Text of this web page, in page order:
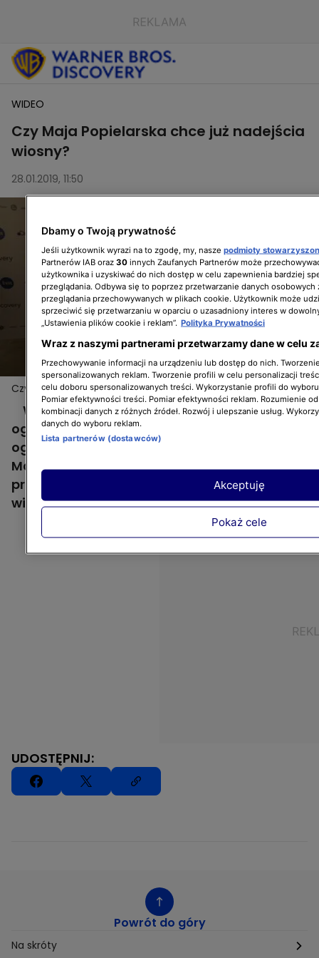
WIDEO
Czy Maja Popielarska chce już nadejścia
wiosny?
28.01.2019, 11:50
Czy Maja Popielarska chce już nadejścia wiosny?
Wiosna to ulubiona pora wszystkich
ogrodników. Przyroda budzi się do życia, a w
ogrodzie można wreszcie zacząć pracę. Czy
Maja Popielarska chciałaby, żeby wiosna
przyszła jak najszybciej? Zobaczcie nasze
wideo!
UDOSTĘPNIJ:
Powrót do góry
Na skróty
Dbamy o Twoją prywatność
Jeśli użytkownik wyrazi na to zgodę, my, nasze podmioty
Partnerów IAB oraz 30 innych Zaufanych Partnerów może
użytkownika i uzyskiwać do nich dostęp w celu zapewnienia bardziej
przeglądania. Odbywa się to poprzez przetwarzanie danych osobowych
przeglądania przechowywanych w plikach cookie. Użytkownik może
sprzeciwić się przetwarzaniu w oparciu o uzasadniony interes w
„Ustawienia plików cookie i reklam”. Polityka Prywatności
Wraz z naszymi partnerami przetwarzamy dane w celu
Przechowywanie informacji na urządzeniu lub dostęp do nich.
spersonalizowanych reklam. Tworzenie profili w celu personalizacji
celu doboru spersonalizowanych treści. Wykorzystanie profili do
Pomiar efektywności treści. Pomiar efektywności reklam. Rozumienie
kombinacji danych z różnych źródeł. Rozwój i ulepszanie usług.
danych do wyboru reklam.
Lista partnerów (dostawców)
Pokaż cele
Akceptuję